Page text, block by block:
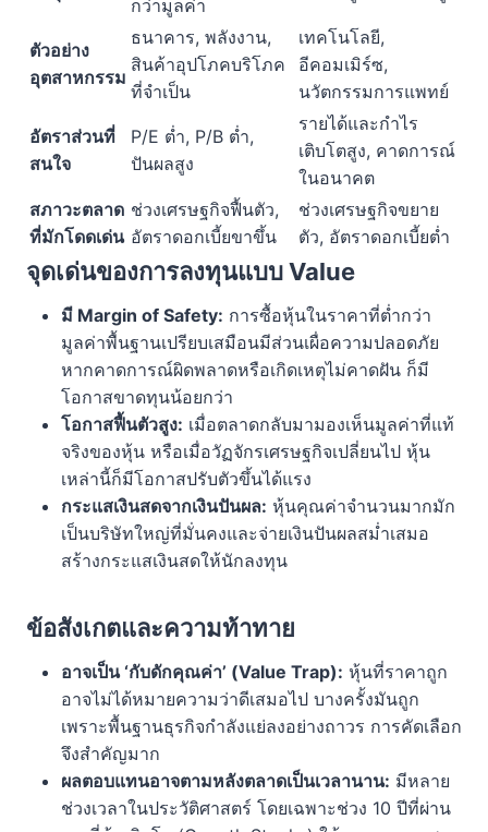
กว่ามูลค่า
ตัวอย่าง
อุตสาหกรรม
ธนาคาร, พลังงาน,
สินค้าอุปโภคบริโภค
ที่จำเป็น
เทคโนโลยี,
อีคอมเมิร์ซ,
นวัตกรรมการแพทย์
อัตราส่วนที่
สนใจ
P/E ต่ำ, P/B ต่ำ,
ปันผลสูง
รายได้และกำไร
เติบโตสูง, คาดการณ์
ในอนาคต
สภาวะตลาด
ที่มักโดดเด่น
ช่วงเศรษฐกิจฟื้นตัว,
อัตราดอกเบี้ยขาขึ้น
ช่วงเศรษฐกิจขยาย
ตัว, อัตราดอกเบี้ยต่ำ
จุดเด่นของการลงทุนแบบ Value
มี Margin of Safety: การซื้อหุ้นในราคาที่ต่ำกว่า
มูลค่าพื้นฐานเปรียบเสมือนมีส่วนเผื่อความปลอดภัย
หากคาดการณ์ผิดพลาดหรือเกิดเหตุไม่คาดฝัน ก็มี
โอกาสขาดทุนน้อยกว่า
โอกาสฟื้นตัวสูง: เมื่อตลาดกลับมามองเห็นมูลค่าที่แท้
จริงของหุ้น หรือเมื่อวัฏจักรเศรษฐกิจเปลี่ยนไป หุ้น
เหล่านี้ก็มีโอกาสปรับตัวขึ้นได้แรง
กระแสเงินสดจากเงินปันผล: หุ้นคุณค่าจำนวนมากมัก
เป็นบริษัทใหญ่ที่มั่นคงและจ่ายเงินปันผลสม่ำเสมอ
สร้างกระแสเงินสดให้นักลงทุน
ข้อสังเกตและความท้าทาย
อาจเป็น ‘กับดักคุณค่า’ (Value Trap): หุ้นที่ราคาถูก
อาจไม่ได้หมายความว่าดีเสมอไป บางครั้งมันถูก
เพราะพื้นฐานธุรกิจกำลังแย่ลงอย่างถาวร การคัดเลือก
จึงสำคัญมาก
ผลตอบแทนอาจตามหลังตลาดเป็นเวลานาน: มีหลาย
ช่วงเวลาในประวัติศาสตร์ โดยเฉพาะช่วง 10 ปีที่ผ่าน